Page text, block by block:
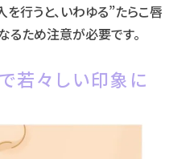
行うと、いわゆる”たらこ唇
るため注意が必要です。
若々しい印象に